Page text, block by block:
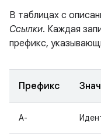
В таблицах с
Ссылки. Каждая
префикс,
Префикс
A-